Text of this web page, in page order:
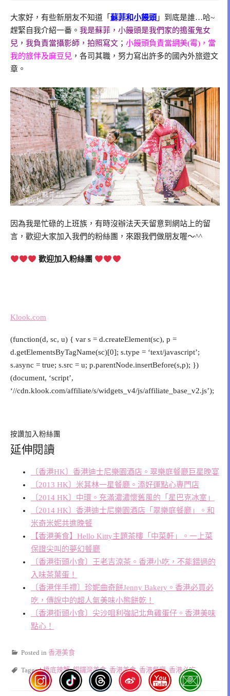
大家好，有些新朋友不知道「 蘇菲和小饅頭 」到底是誰…哈~
趕緊自我介紹一番。 我是蘇菲，小饅頭是我們家的搗蛋鬼女
兒 ， 我負責當攝影師，拍照寫文 ； 小饅頭負責當網美(霉)，當
我的旅伴及麻豆兒 ，各司其職，努力寫出許多的國內外旅遊文
章。
因為我是忙碌的上班族，有時沒辦法天天留意到網站上的留
言，歡迎大家加入我們的粉絲團，來跟我們做朋友喔～^^
歡迎加入粉絲團
Klook.com
(function(d, sc, u) { var s = d.createElement(sc), p =
d.getElementsByTagName(sc)[0]; s.type = ‘text/javascript’;
s.async = true; s.src = u; p.parentNode.insertBefore(s,p); })
(document, ‘script’,
‘//cdn.klook.com/affiliate/s/widgets_v4/js/affiliate_base_v2.js’);
按讚加入粉絲團
延伸閱讀
〔香港HK〕香港迪士尼樂園酒店。翠樂庭餐廳巨星晚宴
〔2013 HK〕米其林一星餐廳。添好運點心專門店
〔2014 HK〕中環。充滿濃濃懷舊風的「星巴克冰室」
〔2014 HK〕香港迪士尼樂園酒店「翠樂庭餐廳」。和
米奇米妮共進晚餐
【香港美食】Hello Kitty主題茶樓「中菜軒」。一上菜
保證尖叫的夢幻餐廳
〔香港街頭小食〕王老吉涼茶。香港小吃，不能錯過的
入味茶葉蛋！
〔香港伴手禮〕珍妮曲奇餅Jenny Bakery。香港必買必
吃，傳說中的超人氣美味小熊餅乾！
〔香港街頭小食〕尖沙咀利強記北角雞蛋仔。香港美味
點心！
Posted in 香港美食
Tagged橋底辣蟹,銅鑼灣美食, 香港美食, 香港餐廳, 香港必吃